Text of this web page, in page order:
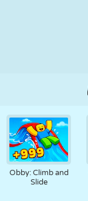
Obby: Climb and
Slide